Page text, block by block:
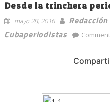
Desde la trinchera
mayo 28, 2016
Redacción
Cubaperiodistas